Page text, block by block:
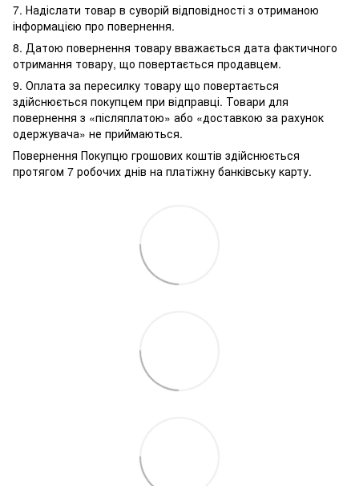
7. Надіслати товар в суворій відповідності з отриманою
інформацією про повернення.
8. Датою повернення товару вважається дата фактичного
отримання товару, що повертається продавцем.
9. Оплата за пересилку товару що повертається
здійснюється покупцем при відправці. Товари для
повернення з «післяплатою» або «доставкою за рахунок
одержувача» не приймаються.
Повернення Покупцю грошових коштів здійснюється
протягом 7 робочих днів на платіжну банківську карту.